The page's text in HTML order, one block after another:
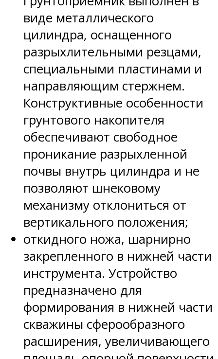
виде металлического
цилиндра, оснащенного
разрыхлительными резцами,
специальными пластинами и
направляющим стержнем.
Конструктивные особенности
грунтового накопителя
обеспечивают свободное
проникание разрыхленной
почвы внутрь цилиндра и не
позволяют шнековому
механизму отклониться от
вертикального положения;
откидного ножа, шарнирно
закрепленного в нижней части
инструмента. Устройство
предназначено для
формирования в нижней части
скважины сферообразного
расширения, увеличивающего